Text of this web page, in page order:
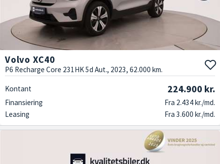
Volvo XC40
P6 Recharge Core 231HK 5d Aut., 2023, 62.000 km.
Kontant 224.900 kr.
Finansiering
Fra 2.434 kr./md.
Leasing
Fra 3.600 kr./md.